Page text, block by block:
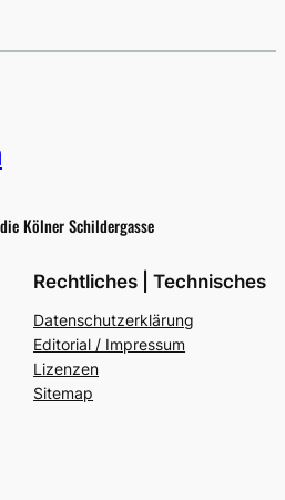
Kölner Schildergasse
Rechtliches | Technisches
Datenschutzerklärung
Editorial / Impressum
Lizenzen
Sitemap